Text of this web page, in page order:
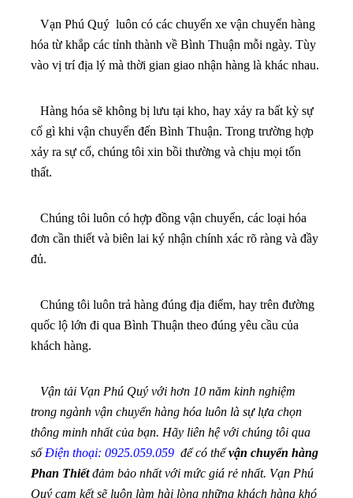
Vạn Phú Quý luôn có các chuyến xe vận chuyển hàng
hóa từ khắp các tỉnh thành về Bình Thuận mỗi ngày. Tùy
vào vị trí địa lý mà thời gian giao nhận hàng là khác nhau.
Hàng hóa sẽ không bị lưu tại kho, hay xảy ra bất kỳ sự
cố gì khi vận chuyển đến Bình Thuận. Trong trường hợp
xảy ra sự cố, chúng tôi xin bồi thường và chịu mọi tổn
thất.
Chúng tôi luôn có hợp đồng vận chuyển, các loại hóa
đơn cần thiết và biên lai ký nhận chính xác rõ ràng và đầy
đủ.
Chúng tôi luôn trả hàng đúng địa điểm, hay trên đường
quốc lộ lớn đi qua Bình Thuận theo đúng yêu cầu của
khách hàng.
Vận tải Vạn Phú Quý với hơn 10 năm kinh nghiệm
trong ngành vận chuyển hàng hóa luôn là sự lựa chọn
thông minh nhất của bạn. Hãy liên hệ với chúng tôi qua
sốĐiện thoại: 0925.059.059 để có thểvận chuyển hàng
Phan Thiếtđảm bảo nhất với mức giá rẻ nhất. Vạn Phú
Quý cam kết sẽ luôn làm hài lòng những khách hàng khó